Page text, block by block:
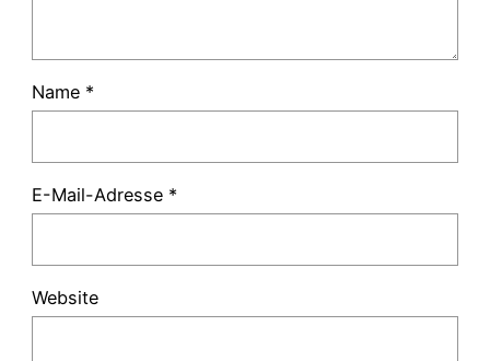
Name *
E-Mail-Adresse *
Website